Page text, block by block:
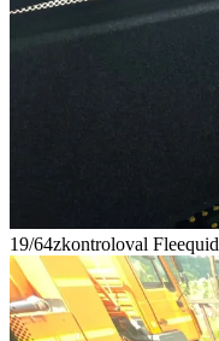
19/64zkontroloval Fleequid